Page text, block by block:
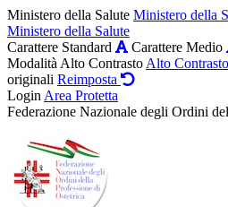
Ministero della Salute Ministero della
Ministero della Salute
Carattere Standard
Carattere Medio
Modalità Alto Contrasto Alto Contrasto
originali Reimposta
Login Area Protetta
Federazione Nazionale degli Ordini